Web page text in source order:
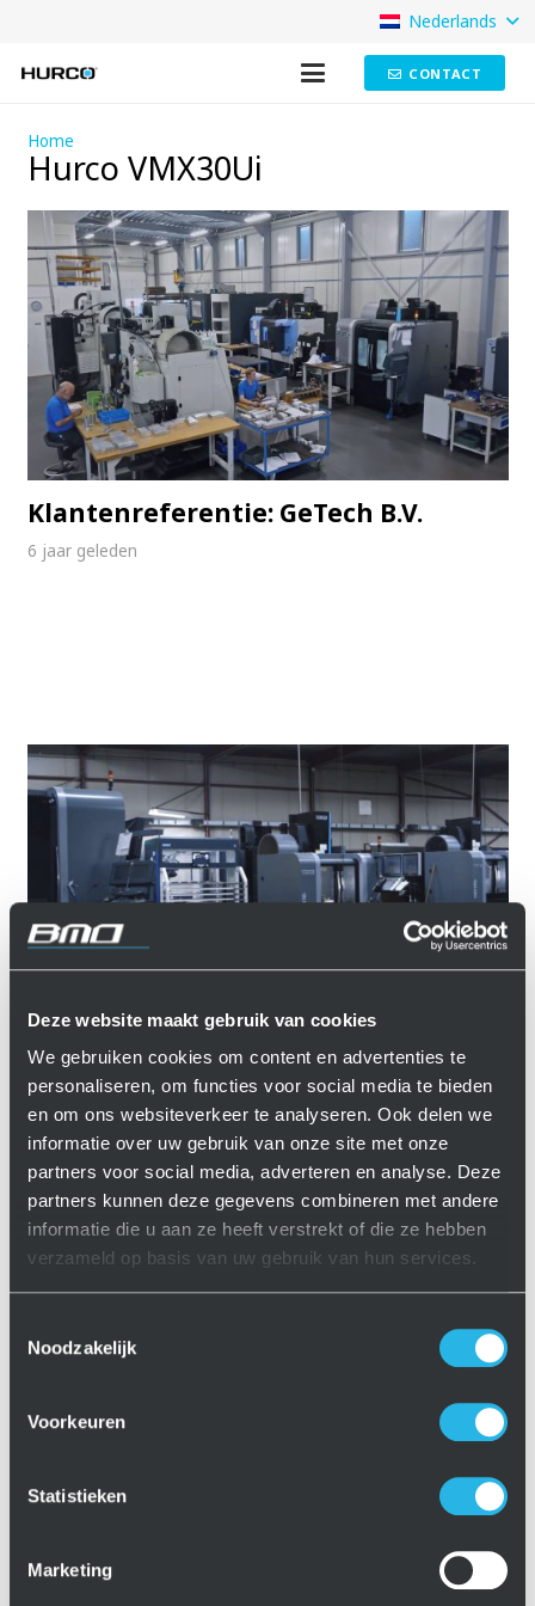
Deze website maakt gebruik van cookies
We gebruiken cookies om content en advertenties te
personaliseren, om functies voor social media te bieden
en om ons websiteverkeer te analyseren. Ook delen we
informatie over uw gebruik van onze site met onze
partners voor social media, adverteren en analyse. Deze
partners kunnen deze gegevens combineren met andere
informatie die u aan ze heeft verstrekt of die ze hebben
verzameld op basis van uw gebruik van hun services.
Noodzakelijk
Voorkeuren
Statistieken
Marketing
Nederlands
CONTACT
Home
Hurco VMX30Ui
Klantenreferentie: GeTech B.V.
6 jaar geleden
Klantreferentie: Admesy
Manufacturing B.V.
6 jaar geleden